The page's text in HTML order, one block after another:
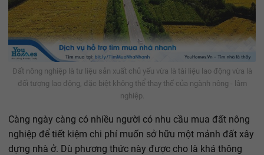
Đất nông nghiệp là tư liệu sản xuất chủ yếu vừa là tài liệu lao động vừa là
đối tượng lao động, đặc biệt không thể thay thế của ngành nông - lâm
nghiệp.
Càng ngày càng có nhiều người có nhu cầu mua đất nông
nghiệp để tiết kiệm chi phí muốn sở hữu một mảnh đất xây
dựng nhà ở. Dù phương thức này được cho là khá thông